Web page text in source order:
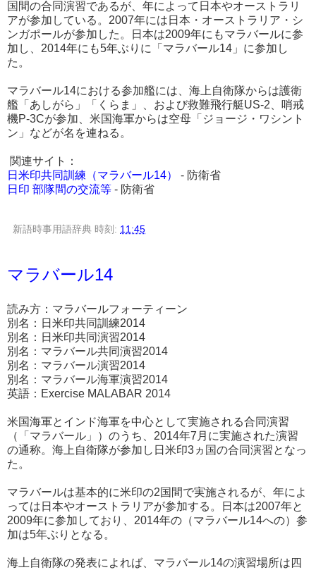
国間の合同演習であるが、年によって日本やオーストラリ
アが参加している。2007年には日本・オーストラリア・シ
ンガポールが参加した。日本は2009年にもマラバールに参
加し、2014年にも5年ぶりに「マラバール14」に参加し
た。
マラバール14における参加艦には、海上自衛隊からは護衛
艦「あしがら」「くらま」、および救難飛行艇US-2、哨戒
機P-3Cが参加、米国海軍からは空母「ジョージ・ワシント
ン」などが名を連ねる。
関連サイト：
日米印共同訓練（マラバール14）
- 防衛省
日印 部隊間の交流等 - 防衛省
新語時事用語辞典 時刻: 11:45
マラバール14
読み方：マラバールフォーティーン
別名：日米印共同訓練2014
別名：日米印共同演習2014
別名：マラバール共同演習2014
別名：マラバール演習2014
別名：マラバール海軍演習2014
英語：Exercise MALABAR 2014
米国海軍とインド海軍を中心として実施される合同演習
（「マラバール」）のうち、2014年7月に実施された演習
の通称。海上自衛隊が参加し日米印3ヵ国の合同演習となっ
た。
マラバールは基本的に米印の2国間で実施されるが、年によ
っては日本やオーストラリアが参加する。日本は2007年と
2009年に参加しており、2014年の（マラバール14への）参
加は5年ぶりとなる。
海上自衛隊の発表によれば、マラバール14の演習場所は四